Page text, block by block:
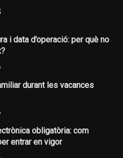
i data d’operació: per què no
durant les vacances
obligatòria: com
entrar en vigor